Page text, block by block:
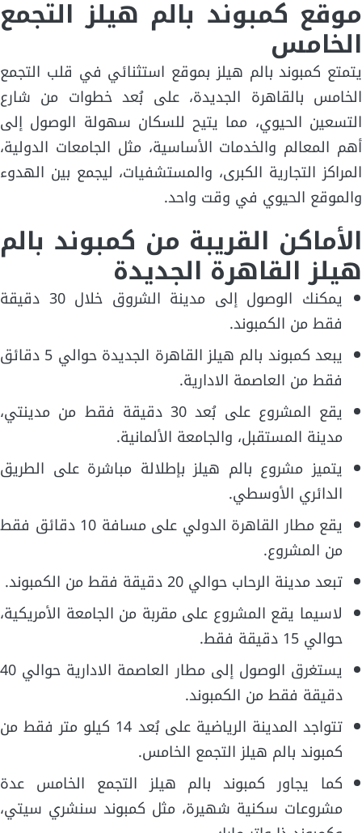
موقع كمبوند بالم هيلز التجمع
الخامس
يتمتع كمبوند بالم هيلز بموقع استثنائي في قلب التجمع
الخامس بالقاهرة الجديدة، على بُعد خطوات من شارع
التسعين الحيوي، مما يتيح للسكان سهولة الوصول إلى
أهم المعالم والخدمات الأساسية، مثل الجامعات الدولية،
المراكز التجارية الكبرى، والمستشفيات، ليجمع بين الهدوء
والموقع الحيوي في وقت واحد.
الأماكن القريبة من كمبوند بالم
هيلز القاهرة الجديدة
يمكنك الوصول إلى مدينة الشروق خلال 30 دقيقة
فقط من الكمبوند.
يبعد كمبوند بالم هيلز القاهرة الجديدة حوالي 5 دقائق
فقط من العاصمة الادارية.
يقع المشروع على بُعد 30 دقيقة فقط من مدينتي،
مدينة المستقبل، والجامعة الألمانية.
يتميز مشروع بالم هيلز بإطلالة مباشرة على الطريق
الدائري الأوسطي.
يقع مطار القاهرة الدولي على مسافة 10 دقائق فقط
من المشروع.
تبعد مدينة الرحاب حوالي 20 دقيقة فقط من الكمبوند.
لاسيما يقع المشروع على مقربة من الجامعة الأمريكية،
حوالي 15 دقيقة فقط.
يستغرق الوصول إلى مطار العاصمة الادارية حوالي 40
دقيقة فقط من الكمبوند.
تتواجد المدينة الرياضية على بُعد 14 كيلو متر فقط من
كمبوند بالم هيلز التجمع الخامس.
كما يجاور كمبوند بالم هيلز التجمع الخامس عدة
مشروعات سكنية شهيرة، مثل كمبوند سنشري سيتي،